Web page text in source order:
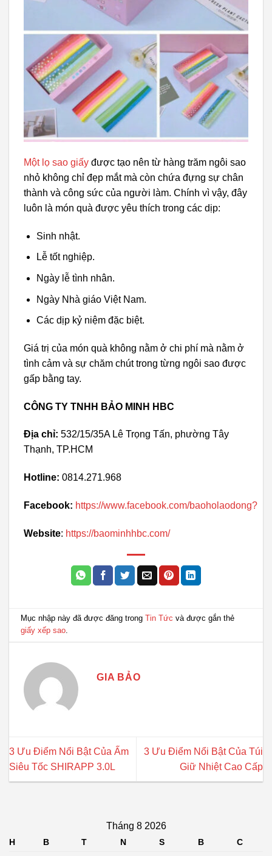
Một lọ sao giấy được tạo nên từ hàng trăm ngôi sao
nhỏ không chỉ đẹp mắt mà còn chứa đựng sự chân
thành và công sức của người làm. Chính vì vậy, đây
luôn là món quà được yêu thích trong các dịp:
Sinh nhật.
Lễ tốt nghiệp.
Ngày lễ tình nhân.
Ngày Nhà giáo Việt Nam.
Các dịp kỷ niệm đặc biệt.
Giá trị của món quà không nằm ở chi phí mà nằm ở
tình cảm và sự chăm chút trong từng ngôi sao được
gấp bằng tay.
CÔNG TY TNHH BẢO MINH HBC
Địa chỉ: 532/15/35A Lê Trọng Tấn, phường Tây
Thạnh, TP.HCM
Hotline: 0814.271.968
Facebook: https://www.facebook.com/baoholaodong?
Website: https://baominhhbc.com/
Mục nhập này đã được đăng trongTin Tức và được gắn thẻ
giấy xếp sao.
GIA BẢO
3 Ưu Điểm Nổi Bật Của Ấm
Siêu Tốc SHIRAPP 3.0L
3 Ưu Điểm Nổi Bật Của Túi
Giữ Nhiệt Cao Cấp
Tháng 8 2026
H B T N S B
C